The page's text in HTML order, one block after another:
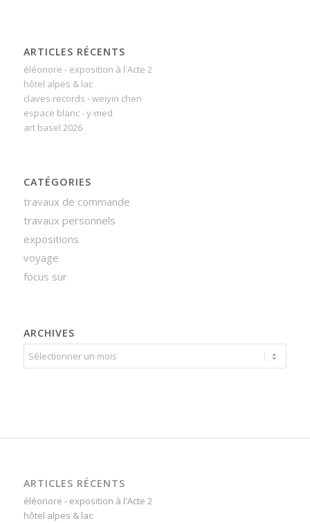
ARTICLES RÉCENTS
éléonore - exposition à l'Acte 2
hôtel alpes & lac
claves records - weiyin chen
espace blanc - y-med
art basel 2026
CATÉGORIES
travaux de commande
travaux personnels
expositions
voyage
focus sur
ARCHIVES
ARTICLES RÉCENTS
éléonore - exposition à l'Acte 2
hôtel alpes & lac